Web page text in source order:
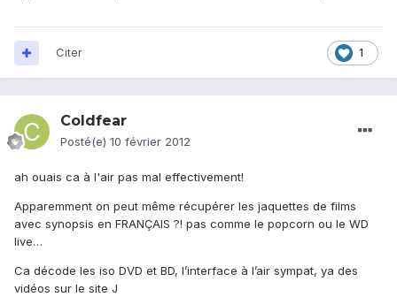
1
Citer
Coldfear
Posté(e) 10 février 2012
ah ouais ca à l'air pas mal effectivement!
Apparemment on peut même récupérer les jaquettes de films
avec synopsis en FRANÇAIS ?! pas comme le popcorn ou le WD
live…
Ca décode les iso DVD et BD, l’interface à l’air sympat, ya des
vidéos sur le site J